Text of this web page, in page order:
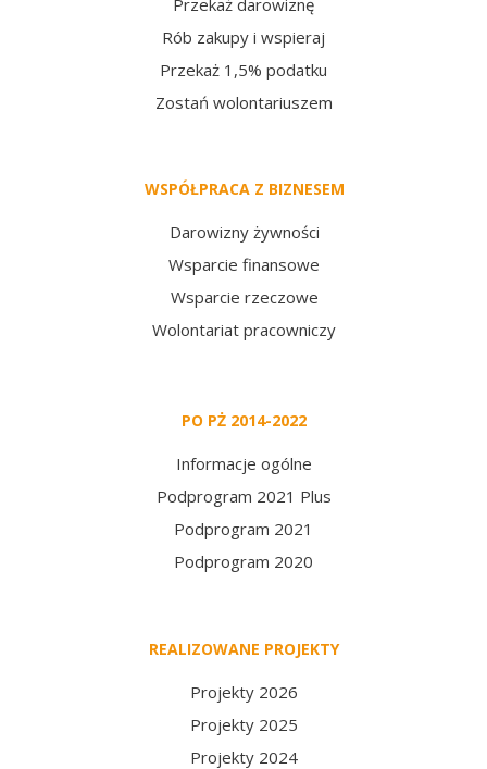
WSPÓŁPRACA Z BIZNESEM
Darowizny żywności
Wsparcie finansowe
Wsparcie rzeczowe
Wolontariat pracowniczy
REALIZOWANE PROJEKTY
Projekty 2026
Projekty 2025
Projekty 2024
PO PŻ 2014-2022
Przekaż darowiznę
Rób zakupy i wspieraj
Przekaż 1,5% podatku
Zostań wolontariuszem
Informacje ogólne
Podprogram 2021 Plus
Podprogram 2021
Podprogram 2020